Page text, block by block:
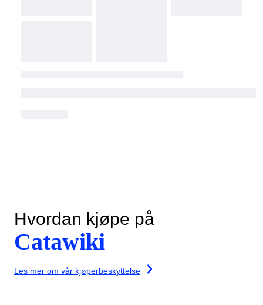
Hvordan kjøpe på
Catawiki
Les mer om vår kjøperbeskyttelse